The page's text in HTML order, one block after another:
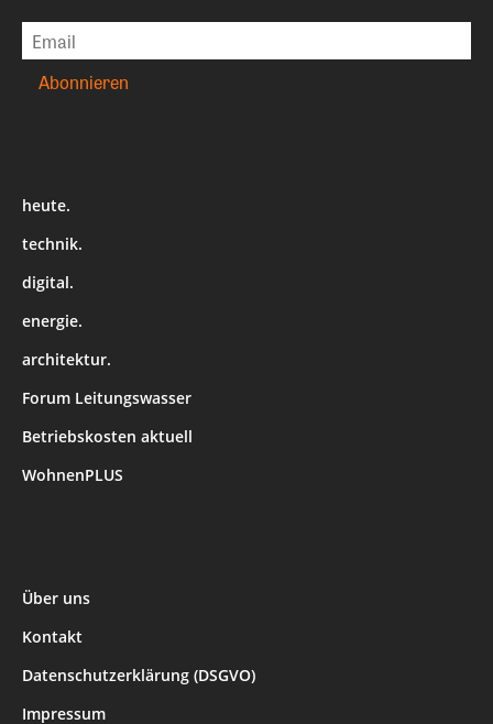
heute.
technik.
digital.
energie.
architektur.
Forum Leitungswasser
Betriebskosten aktuell
WohnenPLUS
Über uns
Kontakt
Datenschutzerklärung (DSGVO)
Impressum